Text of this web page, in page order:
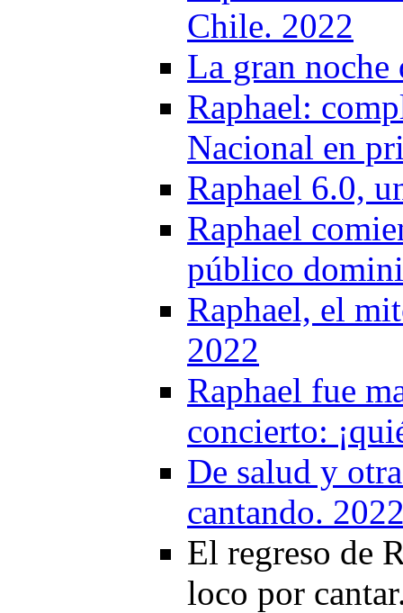
Chile. 2022
La gran noche
Raphael:
Nacional en
Raphael 6.0,
Raphael
público
Raphael, el
2022
Raphael fue
concierto:
De salud y
cantando.
El regreso de
loco por